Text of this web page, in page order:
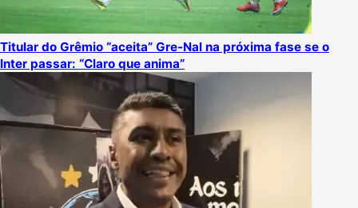
Titular do Grêmio “aceita” Gre-Nal na próxima fase se o
Inter passar: “Claro que anima”